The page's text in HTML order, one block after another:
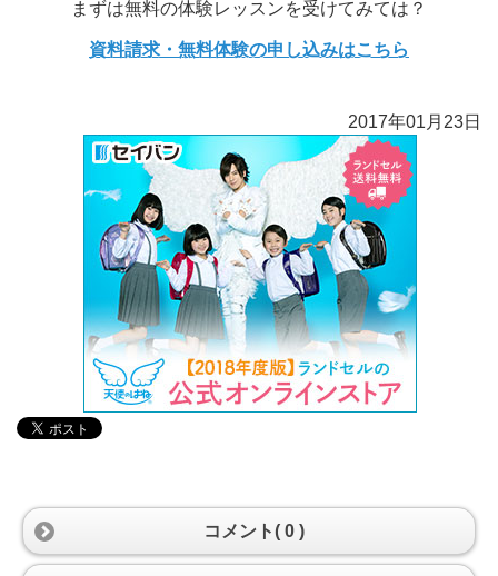
まずは無料の体験レッスンを受けてみては？
資料請求・無料体験の申し込みはこちら
2017年01月23日
コメント( 0 )